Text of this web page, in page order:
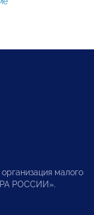
малого
РОССИИ».